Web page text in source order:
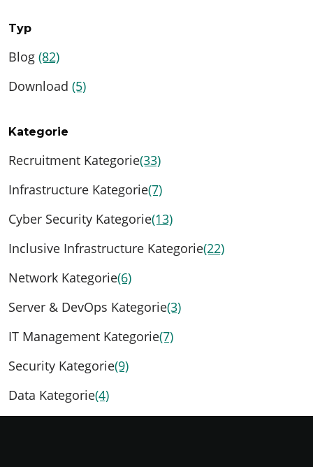
Typ
Blog (82)
Download (5)
Kategorie
Recruitment Kategorie(33)
Infrastructure Kategorie(7)
Cyber Security Kategorie(13)
Inclusive Infrastructure Kategorie(22)
Network Kategorie(6)
Server & DevOps Kategorie(3)
IT Management Kategorie(7)
Security Kategorie(9)
Data Kategorie(4)